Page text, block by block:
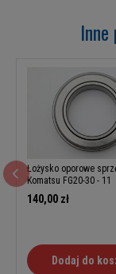
Łożysko oporowe
Komatsu FG20-30 - 11
140,00 zł
Dodaj do